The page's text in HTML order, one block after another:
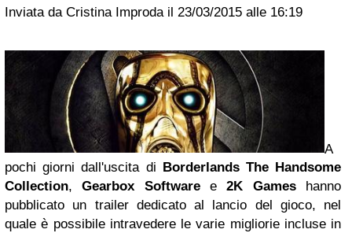
Inviata da Cristina Improda il 23/03/2015 alle 16:19
A
pochi giorni dall'uscita di
Borderlands The Handsome
Collection,Gearbox Softwaree2K Gameshanno
pubblicato un trailer dedicato al lancio del gioco, nel
quale è possibile intravedere le varie migliorie incluse in